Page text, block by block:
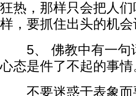
狂热，那样只会把人
样，要抓住出头的机
5、 佛教中有一句
心态是件了不起的事情
不要迷惑于表象而